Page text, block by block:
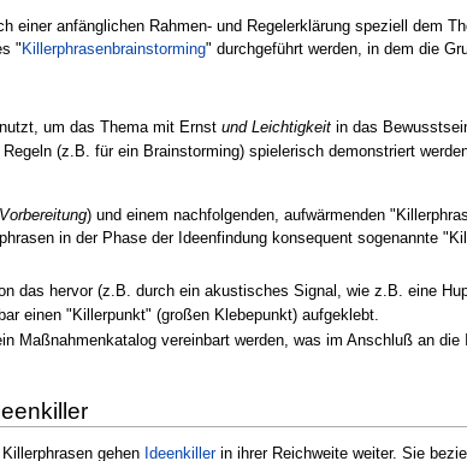
einer anfänglichen Rahmen- und Regelerklärung speziell dem
" Killerphrasenbrainstorming" durchgeführt werden, in dem die
um das Thema mit Ernstund Leichtigkeit in das
(z.B. für ein Brainstorming) spielerisch demonstriert
Vorbereitung) und einem nachfolgenden, aufwärmenden
in der Phase der Ideenfindung konsequent sogenannte
das hervor (z.B. durch ein akustisches Signal, wie z.B. eine
einen "Killerpunkt" (großen Klebepunkt) aufgeklebt.
Maßnahmenkatalog vereinbart werden, was im Anschluß an
gehen Ideenkillerin ihrer Reichweite weiter. Sie